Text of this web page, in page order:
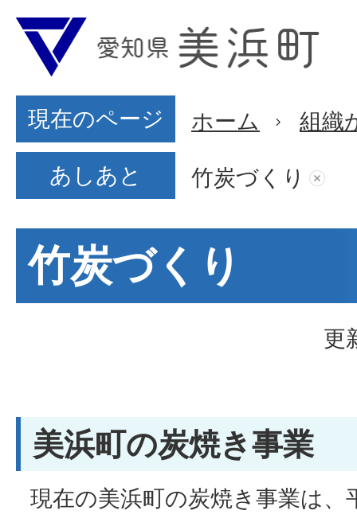
現在のページ ホーム 組織
あしあと 竹炭づくり
竹炭づくり
更
美浜町の炭焼き事業
現在の美浜町の炭焼き事業は、